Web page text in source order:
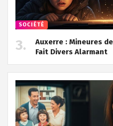
SOCIÉTÉ
Auxerre : Mineures
Fait Divers Alarmant